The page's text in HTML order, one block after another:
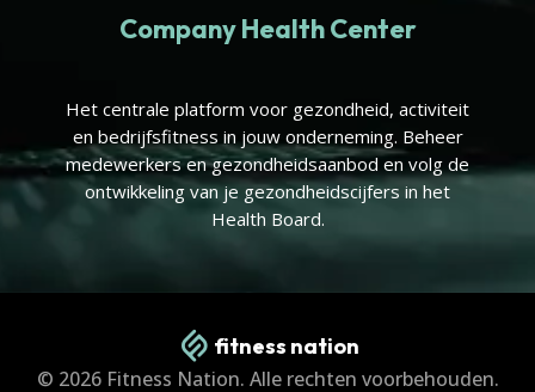
Company Health Center
Het centrale platform voor gezondheid, activiteit
en bedrijfsfitness in jouw onderneming. Beheer
medewerkers en gezondheidsaanbod en volg de
ontwikkeling van je gezondheidscijfers in het
Health Board.
fitness nation
© 2026 Fitness Nation. Alle rechten voorbehouden.